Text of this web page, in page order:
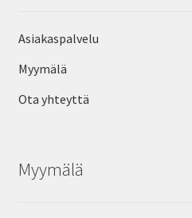
Asiakaspalvelu
Myymälä
Ota yhteyttä
Myymälä